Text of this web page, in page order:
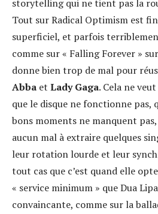
storytelling qui ne tient pas la
Tout sur Radical Optimism est
superficiel, et parfois
comme sur « Falling Forever »
donne bien trop de mal pour
Abba et Lady Gaga. Cela ne
que le disque ne fonctionne pas,
bons moments ne manquent
aucun mal à extraire quelques
leur rotation lourde et leur
tout cas que c’est quand elle
« service minimum » que Dua
convaincante, comme sur la